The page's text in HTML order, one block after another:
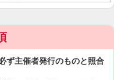
ず主催者発行のものと照合